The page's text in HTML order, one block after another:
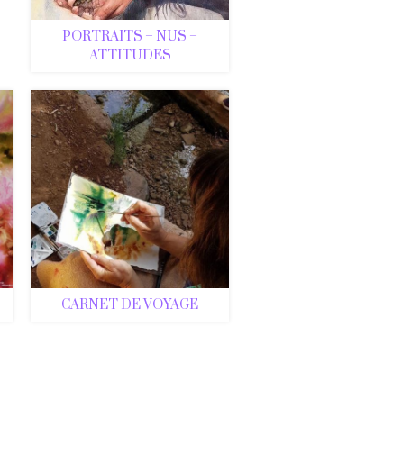
PORTRAITS – NUS –
ATTITUDES
CARNET DE VOYAGE